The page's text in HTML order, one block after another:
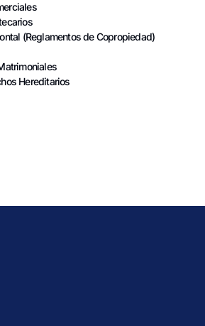
(Reglamentos de Copropiedad)
Hereditarios